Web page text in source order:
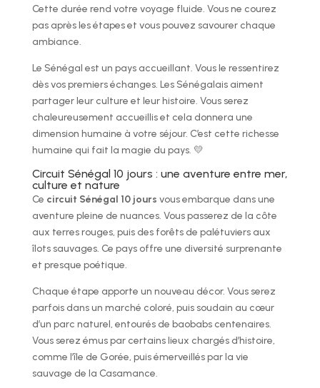
Cette durée rend votre voyage fluide. Vous ne courez
pas après les étapes et vous pouvez savourer chaque
ambiance.
Le Sénégal est un pays accueillant. Vous le ressentirez
dès vos premiers échanges. Les Sénégalais aiment
partager leur culture et leur histoire. Vous serez
chaleureusement accueillis et cela donnera une
dimension humaine à votre séjour. C’est cette richesse
humaine qui fait la magie du pays. 💛
Circuit Sénégal 10 jours : une aventure entre mer,
culture et nature
Ce circuit Sénégal 10 jours vous embarque dans une
aventure pleine de nuances. Vous passerez de la côte
aux terres rouges, puis des forêts de palétuviers aux
îlots sauvages. Ce pays offre une diversité surprenante
et presque poétique.
Chaque étape apporte un nouveau décor. Vous serez
parfois dans un marché coloré, puis soudain au cœur
d’un parc naturel, entourés de baobabs centenaires.
Vous serez émus par certains lieux chargés d’histoire,
comme l’île de Gorée, puis émerveillés par la vie
sauvage de la Casamance.